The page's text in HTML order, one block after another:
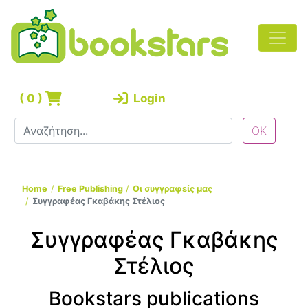
( 0 ) Login
Home Free Publishing
Οι συγγραφείς μας
Συγγραφέας Γκαβάκης Στέλιος
Συγγραφέας Γκαβάκης
Στέλιος
Bookstars publications